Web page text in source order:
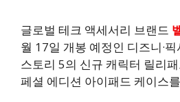
글로벌 테크 액세서리 브랜드
월 17일 개봉 예정인 디즈니·
스토리 5의 신규 캐릭터 릴리
페셜 에디션 아이패드 케이스